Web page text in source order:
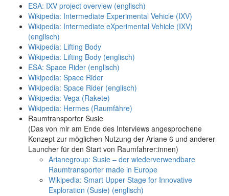
ESA: IXV project overview (englisch)
Wikipedia: Intermediate Experimental Vehicle (IXV)
Wikipedia: Intermediate eXperimental Vehicle (IXV)
(englisch)
Wikipedia: Lifting Body
Wikipedia: Lifting Body (englisch)
ESA: Space Rider (englisch)
Wikipedia: Space Rider
Wikipedia: Space Rider (englisch)
Wikipedia: Vega (Rakete)
Wikipedia: Hermes (Raumfähre)
Raumtransporter Susie
(Das von mir am Ende des Interviews angesprochene
Konzept zur möglichen Nutzung der Ariane 6 und anderer
Launcher für den Start von Raumfahrer:innen)
Arianegroup: Susie – der wiederverwendbare
Raumtransporter made in Europe
Wikipedia: Smart Upper Stage for Innovative
Exploration (Susie) (englisch)